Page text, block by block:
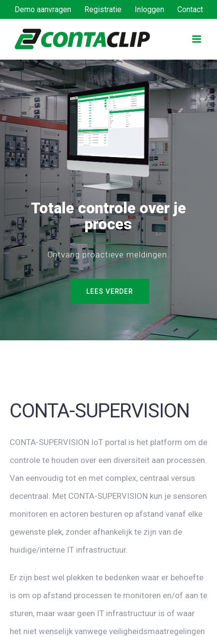
inhoud
Demo aanvragen Registratie Inloggen Contact
Totale controle over je
proces
Ontvang proactieve meldingen.
LEES VERDER
CONTA-SUPERVISION
CONTA-SUPERVISION IoT portal is het platform om de
controle te houden over een diversiteit aan processen.
Van eenvoudig tot en met complex, centraal versus
decentraal. Met CONTA-SUPERVISION kun je sensoren
monitoren en actoren besturen op afstand vanaf elke
gewenste plek, zonder afhankelijk te zijn van de
huidige/interne IT infrastructuur.
Er zijn best wel plekken te bedenken waar er behoefte
is om op afstand processen te monitoren en/of aan te
sturen, maar waar geen IT infrastructuur is of waar
het niet wenselijk vanwege veiligheidsmaatregelingen